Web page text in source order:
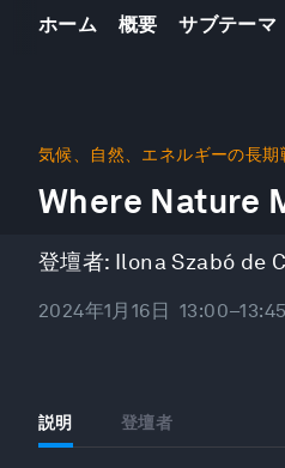
ホーム 概要 サブテーマ
気候、自然、エネルギーの長期
Where Nature
登壇者: Ilona Szabó de
2024年1月16日 13:00–13:45
説明 登壇者
seconds
47
minutes,
seconds
Volume
90%